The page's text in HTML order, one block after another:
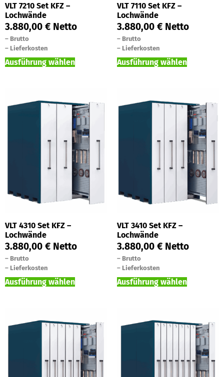
VLT 7210 Set KFZ –
Lochwände
3.880,00 € Netto
– Brutto
– Lieferkosten
Ausführung wählen
VLT 7110 Set KFZ –
Lochwände
3.880,00 € Netto
– Brutto
– Lieferkosten
Ausführung wählen
VLT 4310 Set KFZ –
Lochwände
3.880,00 € Netto
– Brutto
– Lieferkosten
Ausführung wählen
VLT 3410 Set KFZ –
Lochwände
3.880,00 € Netto
– Brutto
– Lieferkosten
Ausführung wählen